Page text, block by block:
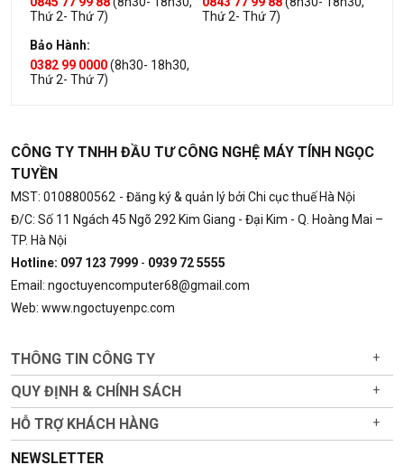
Thứ 2- Thứ 7)
Thứ 2- Thứ 7)
Bảo Hành:
0382 99 0000(8h30- 18h30,
Thứ 2- Thứ 7)
CÔNG TY TNHH ĐẦU TƯ CÔNG NGHỆ MÁY TÍNH NGỌC
TUYỀN
MST: 0108800562 - Đăng ký & quản lý bởi Chi cục thuế Hà Nội
Đ/C: Số 11 Ngách 45 Ngõ 292 Kim Giang - Đại Kim - Q. Hoàng Mai –
TP. Hà Nội
Hotline: 097 123 7999 - 0939 72 5555
Email: ngoctuyencomputer68@gmail.com
Web: www.ngoctuyenpc.com
THÔNG TIN CÔNG TY +
QUY ĐỊNH & CHÍNH SÁCH +
HỖ TRỢ KHÁCH HÀNG +
NEWSLETTER